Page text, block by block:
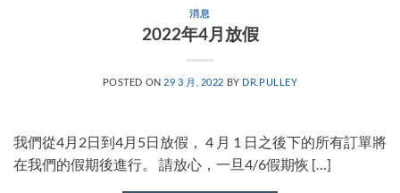
消息
2022年4月放假
POSTED ON 29 3 月, 2022 BY DR.PULLEY
我們從4月2日到4月5日放假， 4 月 1 日之後下的所有訂單將
在我們的假期後進行。 請放心，一旦4/6假期恢 […]